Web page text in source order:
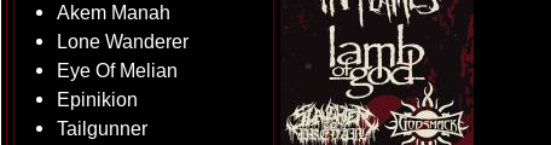
Akem Manah
Lone Wanderer
Eye Of Melian
Epinikion
Tailgunner